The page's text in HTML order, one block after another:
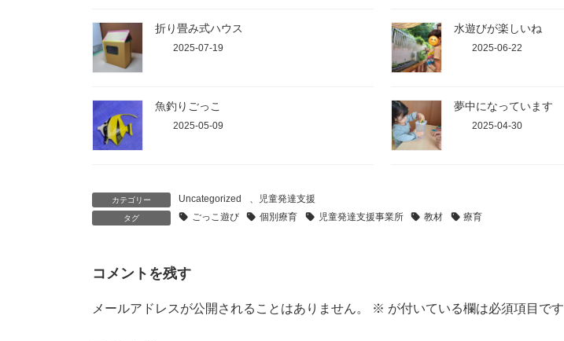
折り畳み式ハウス
2025-07-19
水遊びが楽しいね
2025-06-22
魚釣りごっこ
2025-05-09
夢中になっています
2025-04-30
カテゴリー Uncategorized 、 児童発達支援
タグ ごっこ遊び 個別療育 児童発達支援事業所 教材 療育
コメントを残す
メールアドレスが公開されることはありません。 ※ が付いている欄は必須項目です